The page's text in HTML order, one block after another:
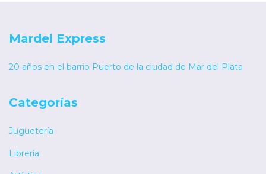
Mardel Express
20 años en el barrio Puerto de la ciudad de Mar del Plata
Categorías
Juguetería
Librería